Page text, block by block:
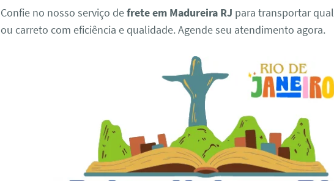
Confie no nosso serviço defrete em Madureira RJ para transportar
ou carreto com eficiência e qualidade. Agende seu atendimento agora.